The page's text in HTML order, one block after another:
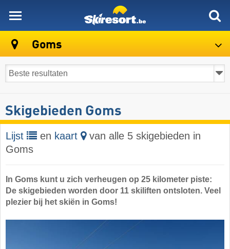
Goms
Skigebieden Goms
Lijst en kaart
van alle 5 skigebieden in
Goms
In Goms kunt u zich verheugen op 25 kilometer piste:
De skigebieden worden door 11 skiliften ontsloten. Veel
plezier bij het skiën in Goms!